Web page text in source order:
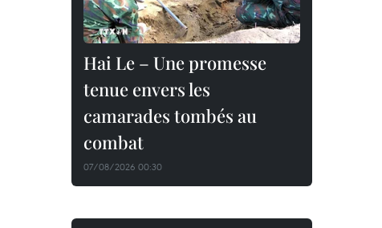
Hai Le – Une promesse
tenue envers les
camarades tombés au
combat
07/08/2026 00:30